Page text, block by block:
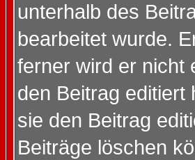
unterhalb des
bearbeitet wurde.
ferner wird er nicht
den Beitrag editiert
sie den Beitrag
Beiträge löschen